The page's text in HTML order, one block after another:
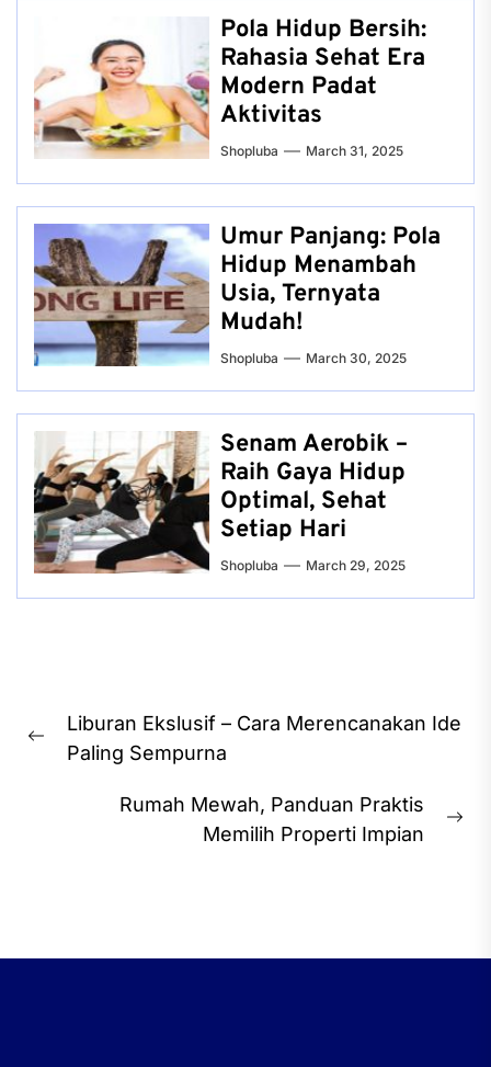
Pola Hidup Bersih:
Rahasia Sehat Era
Modern Padat
Aktivitas
Shopluba March 31, 2025
Umur Panjang: Pola
Hidup Menambah
Usia, Ternyata
Mudah!
Shopluba March 30, 2025
Senam Aerobik –
Raih Gaya Hidup
Optimal, Sehat
Setiap Hari
Shopluba March 29, 2025
navigation
Previous
Liburan Ekslusif – Cara Merencanakan Ide
Paling Sempurna
Rumah Mewah, Panduan Praktis
Memilih Properti Impian